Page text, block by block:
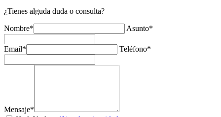
¿Tienes alguda duda o consulta?
Nombre* Asunto*
Email* Teléfono*
Mensaje*